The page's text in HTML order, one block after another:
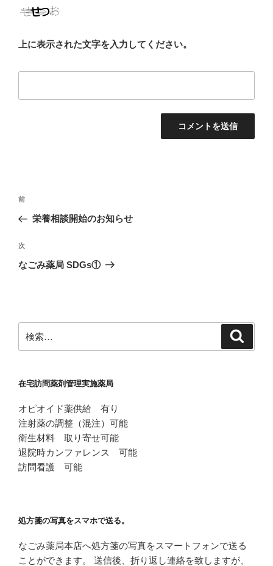
上に表示された文字を入力してください。
投
ナ
ビ
ゲ
ン
前
の
稿
前
栄養相談開始のお知らせ
次
の
次
なごみ薬局 SDGs①
索:
在宅訪問薬剤管理実施薬局
オピオイド薬供給 有り
注射薬の調整（混注）可能
衛生材料 取り寄せ可能
退院時カンファレンス 可能
訪問看護 可能
処方箋の写真をスマホで送る。
なごみ薬局本店へ処方箋の写真をスマートフォンで送る
ことができます。 送信後、折り返し連絡を致しますが、